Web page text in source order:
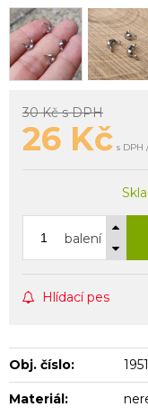
30 Kčs DPH
26 Kč s DPH
balení
Hlídací pes
Obj. číslo: 1951
Materiál: